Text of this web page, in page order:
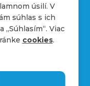
úsilí. V
súhlas s ich
Viac
cookies.